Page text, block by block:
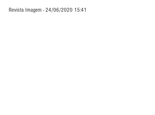
Revista Imagem - 24/06/2020 15:41